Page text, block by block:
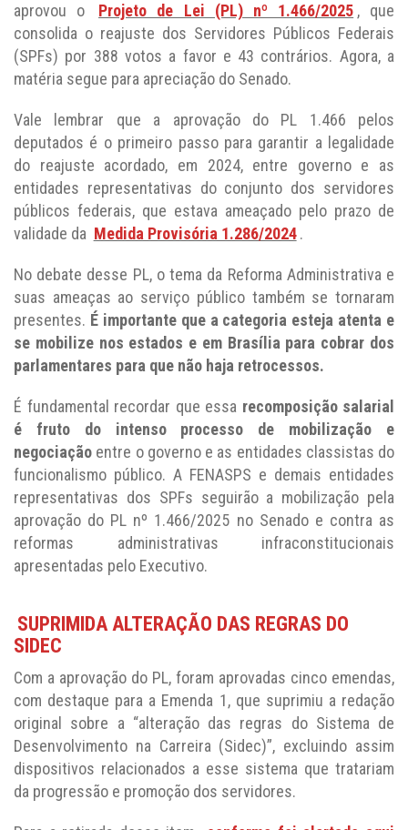
aprovou o
Projeto de Lei (PL) nº 1.466/2025 , que
consolida o reajuste dos Servidores Públicos Federais
(SPFs) por 388 votos a favor e 43 contrários. Agora, a
matéria segue para apreciação do Senado.
Vale lembrar que a aprovação do PL 1.466 pelos
deputados é o primeiro passo para garantir a legalidade
do reajuste acordado, em 2024, entre governo e as
entidades representativas do conjunto dos servidores
públicos federais, que estava ameaçado pelo prazo de
validade da Medida Provisória 1.286/2024 .
No debate desse PL, o tema da Reforma Administrativa e
suas ameaças ao serviço público também se tornaram
presentes. É importante que a categoria esteja atenta e
se mobilize nos estados e em Brasília para cobrar dos
parlamentares para que não haja retrocessos.
É fundamental recordar que essa recomposição salarial
é fruto do intenso processo de mobilização e
negociação entre o governo e as entidades classistas do
funcionalismo público. A FENASPS e demais entidades
representativas dos SPFs seguirão a mobilização pela
aprovação do PL nº 1.466/2025 no Senado e contra as
reformas administrativas infraconstitucionais
apresentadas pelo Executivo.
SUPRIMIDA ALTERAÇÃO DAS REGRAS DO
SIDEC
Com a aprovação do PL, foram aprovadas cinco emendas,
com destaque para a Emenda 1, que suprimiu a redação
original sobre a “alteração das regras do Sistema de
Desenvolvimento na Carreira (Sidec)”, excluindo assim
dispositivos relacionados a esse sistema que tratariam
da progressão e promoção dos servidores.